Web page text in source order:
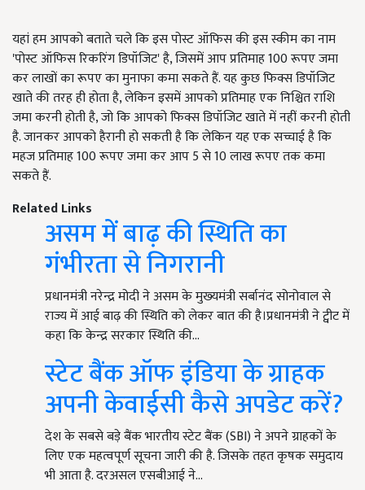
यहां हम आपको बताते चले कि इस पोस्ट ऑफिस की इस स्कीम का नाम
'पोस्ट ऑफिस रिकरिंग डिपॉजिट' है, जिसमें आप प्रतिमाह 100 रूपए जमा
कर लाखों का रूपए का मुनाफा कमा सकते हैं. यह कुछ फिक्स डिपॉजिट
खाते की तरह ही होता है, लेकिन इसमें आपको प्रतिमाह एक निश्चित राशि
जमा करनी होती है, जो कि आपको फिक्स डिपॉजिट खाते में नहीं करनी होती
है. जानकर आपको हैरानी हो सकती है कि लेकिन यह एक सच्चाई है कि
महज प्रतिमाह 100 रूपए जमा कर आप 5 से 10 लाख रूपए तक कमा
सकते हैं.
Related Links
असम में बाढ़ की स्थिति का
गंभीरता से निगरानी
प्रधानमंत्री नरेन्‍द्र मोदी ने असम के मुख्‍यमंत्री सर्बानंद सोनोवाल से
राज्‍य में आई बाढ़ की स्थिति को लेकर बात की है।प्रधानमंत्री ने ट्वीट में
कहा कि केन्‍द्र सरकार स्थिति की…
स्टेट बैंक ऑफ इंडिया के ग्राहक
अपनी केवाईसी कैसे अपडेट करें?
देश के सबसे बड़े बैंक भारतीय स्टेट बैंक (SBI) ने अपने ग्राहकों के
लिए एक महत्वपूर्ण सूचना जारी की है. जिसके तहत कृषक समुदाय
भी आता है. दरअसल एसबीआई ने…